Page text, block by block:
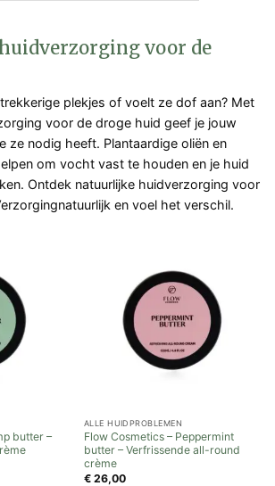
voor de
plekjes of voelt ze dof aan? Met
voor de droge huid geef je jouw
ze nodig heeft. Plantaardige oliën en
om vocht vast te houden en je huid
Ontdek natuurlijke huidverzorging voor
en voel het verschil.
butter –
ALLE HUIDPROBLEMEN
Flow Cosmetics – Peppermint
butter – Verfrissende all-round
crème
€26,00